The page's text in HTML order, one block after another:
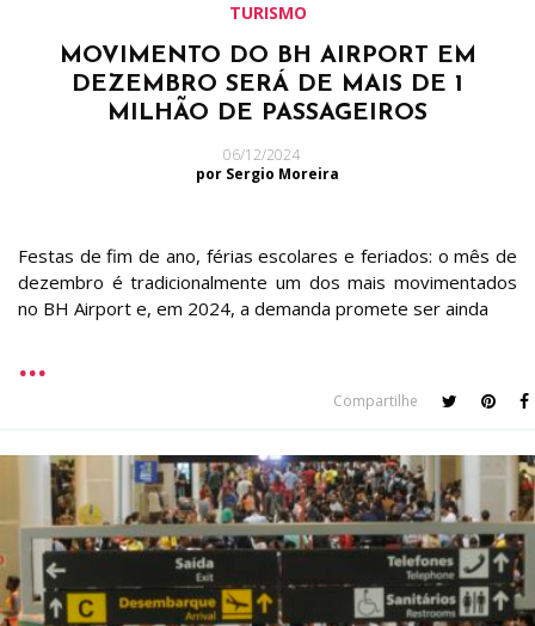
TURISMO
MOVIMENTO DO BH AIRPORT EM
DEZEMBRO SERÁ DE MAIS DE 1
MILHÃO DE PASSAGEIROS
06/12/2024
por Sergio Moreira
Festas de fim de ano, férias escolares e feriados: o mês de
dezembro é tradicionalmente um dos mais movimentados
no BH Airport e, em 2024, a demanda promete ser ainda
Compartilhe